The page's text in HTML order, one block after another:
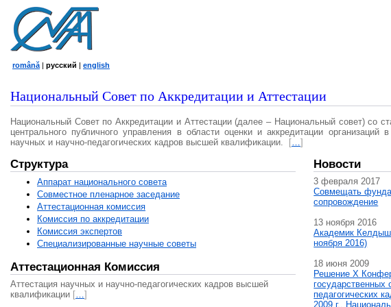
română | русский | english
Национальный Совет по Аккредитации и Аттестации
Национальный Совет по Аккредитации и Аттестации (далее – Национальный совет) со
центрального публичного управления в области оценки и аккредитации
научных и научно-педагогических кадров высшей квалификации.
[…]
Структура
Аппарат национального совета
Совместное пленарное заседание
Аттестационная комисcия
Комиссия по аккредитации
Комиссия экспертов
Специализированные научные советы
Аттестационная Комиссия
Аттестация научных и научно-педагогических кадров высшей
квалификации […]
Новости
3 февраля 2017
Совмещать
сопровождение
13 ноября 2016
Академик
ноября 2016)
18 июня 2009
Решение X
государственных
педагогических
2009 г.,